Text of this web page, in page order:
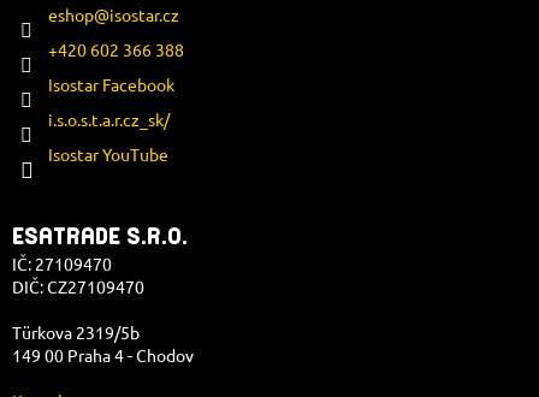
eshop@isostar.cz
+420 602 366 388
Isostar Facebook
i.s.o.s.t.a.r.cz_sk/
Isostar YouTube
ESATRADE S.R.O.
IČ: 27109470
DIČ: CZ27109470
Türkova 2319/5b
149 00 Praha 4 - Chodov